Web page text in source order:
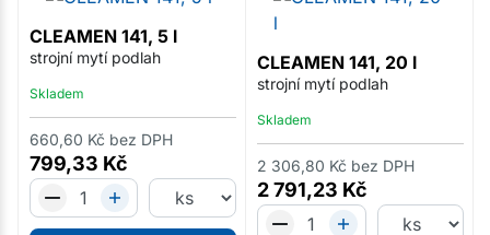
CLEAMEN 141, 5 l
strojní mytí podlah
Skladem
799,33 Kč
660,60 Kč bez DPH
CLEAMEN 141, 20 l
strojní mytí podlah
Skladem
2 791,23 Kč
2 306,80 Kč bez DPH